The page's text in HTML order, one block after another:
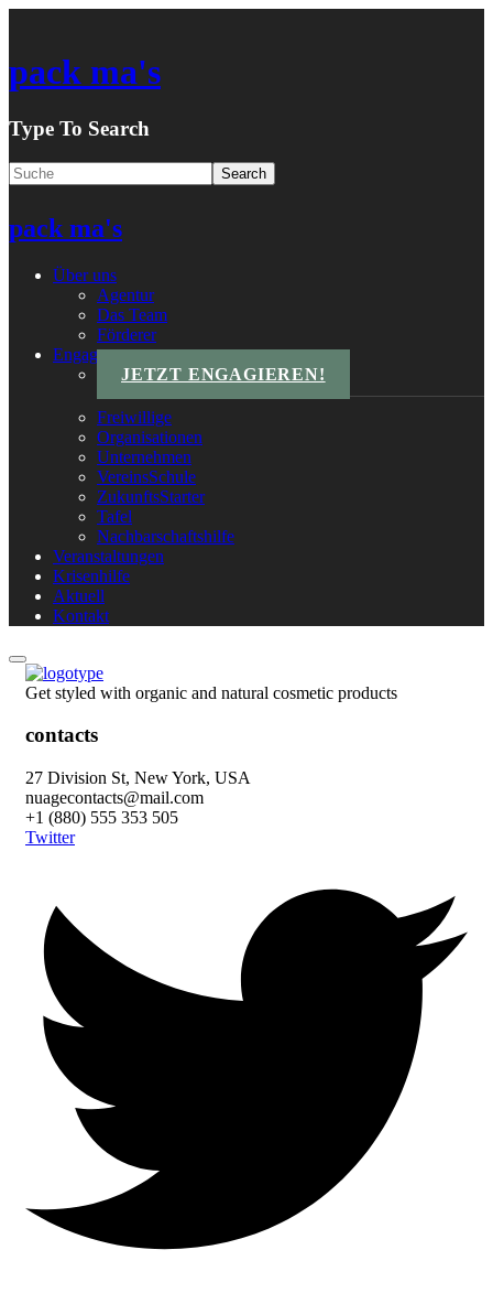
pack ma's
Type To Search
pack ma's
Über uns
Agentur
Das Team
Förderer
Engagements
JETZT ENGAGIEREN!
Freiwillige
Organisationen
Unternehmen
VereinsSchule
ZukunftsStarter
Tafel
Nachbarschaftshilfe
Veranstaltungen
Krisenhilfe
Aktuell
Kontakt
Get styled with organic and natural cosmetic products
contacts
27 Division St, New York, USA
nuagecontacts@mail.com
+1 (880) 555 353 505
Twitter